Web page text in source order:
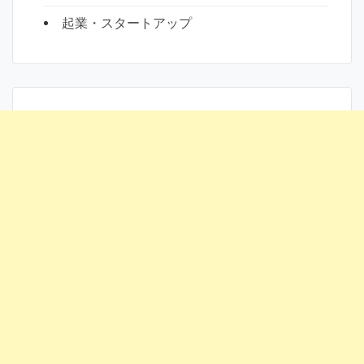
起業・スタートアップ